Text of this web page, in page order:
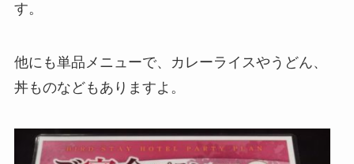
す。
他にも単品メニューで、カレーライスやうどん、
丼ものなどもありますよ。